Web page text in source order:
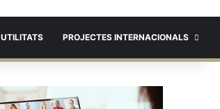
UTILITATS PROJECTES INTERNACIONALS